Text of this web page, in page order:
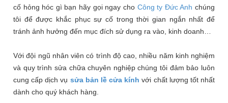
cố hỏng hóc gì bạn hãy gọi ngay cho Công ty Đức Anh chúng
tôi để được khắc phục sự cố trong thời gian ngắn nhất để
tránh ảnh hưởng đến mục đích sử dụng ra vào, kinh doanh…
Với đội ngũ nhân viên có trình độ cao, nhiều năm kinh nghiệm
và quy trình sửa chữa chuyên nghiệp chúng tôi đảm bảo luôn
cung cấp dịch vụ sửa bản lề cửa kính với chất lượng tốt nhất
dành cho quý khách hàng.